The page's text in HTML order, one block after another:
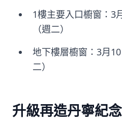
1樓主要入口櫥窗：3
（週二）
地下樓層櫥窗：3月
二）
升級再造丹寧紀